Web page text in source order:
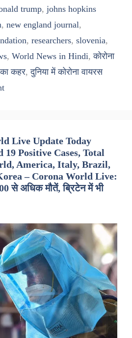
trump, johns hopkins
, new england journal,
, researchers, slovenia,
, World News in Hindi,कोरोना
का कहर,दुनिया में कोरोना वायरस
Live Update Today
Positive Cases, Total
America, Italy, Brazil,
– Corona World Live:
से अधिक मौतें, ब्रिटेन में भी